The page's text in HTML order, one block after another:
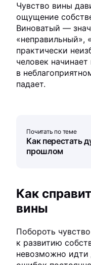
Чувство вины
ощущение
Виноватый —
«неправильный»,
практически
человек
в
падает.
Почитать по теме
Как перестать
прошлом
Как
вины
Побороть
к развитию
невозможно идти